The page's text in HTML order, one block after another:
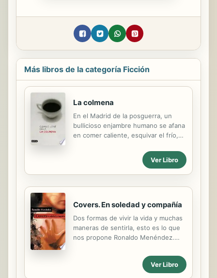
Más libros de la categoría Ficción
La colmena
En el Madrid de la posguerra, un
bullicioso enjambre humano se afana
en comer caliente, esquivar el frío,
tuberculosis, matar el tiempo..., ir
tirando. Seguramente la obra más
valiosa de Cela. Un testimonio fiel de
también una amarga crónica
Ver Libro
Covers. En soledad y compañía
Dos formas de vivir la vida y muchas
maneras de sentirla, esto es lo que
nos propone Ronaldo Menéndez.
es sentir el sexo, el amor, el
sufrimiento, en una palabra, la vida.
Ver Libro